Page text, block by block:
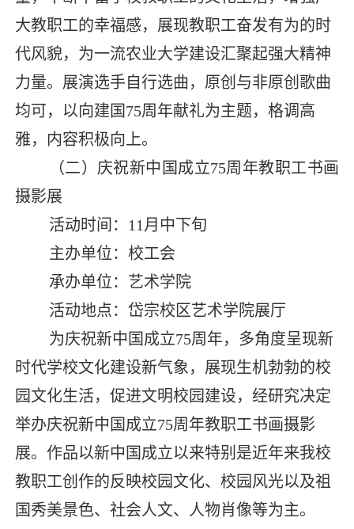
大教职工的幸福感，展现教职工奋发有为的时
代风貌，为一流农业大学建设汇聚起强大精神
力量。展演选手自行选曲，原创与非原创歌曲
均可，以向建国 75周年献礼为主题，格调高
雅，内容积极向上。
（二）庆祝新中国成立75周年教职工书画
摄影展
活动时间： 11 月中下旬
主办单位：校工会
承办单位：艺术学院
活动地点：岱宗校区艺术学院展厅
为庆祝新中国成立75周年，多角度呈现新
时代学校文化建设新气象，展现生机勃勃的校
园文化生活，促进文明校园建设，经研究决定
举办庆祝新中国成立75周年教职工书画摄影
展。作品以新中国成立以来特别是近年来我校
教职工创作的反映校园文化、校园风光以及祖
国秀美景色、社会人文、人物肖像等为主。